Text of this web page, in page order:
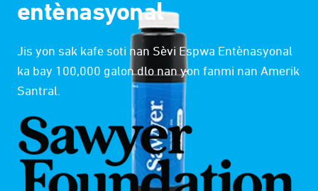
entènasyonal
Jis yon sak kafe soti nan Sèvi Espwa Entènasyonal
ka bay 100,000 galon dlo nan yon fanmi nan Amerik
Santral.